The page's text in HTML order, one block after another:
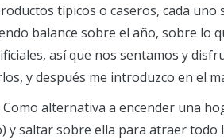
típicos o caseros, cada
balance sobre el año, sobre lo
así que nos sentamos y
y después me introduzco en el
Como alternativa a encender una
y saltar sobre ella para atraer todo